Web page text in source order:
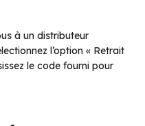
à un distributeur
l’option « Retrait
le code fourni pour